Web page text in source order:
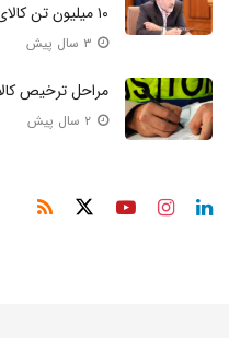
۱۰ میلیون تن کالای ترانزیتی بیشتر
مراحل ترخیص